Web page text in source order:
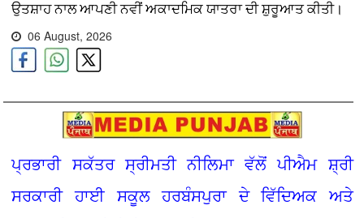
ਉਤਸ਼ਾਹ ਨਾਲ ਆਪਣੀ ਨਵੀਂ ਅਕਾਦਮਿਕ ਯਾਤਰਾ ਦੀ ਸ਼ੁਰੂਆਤ ਕੀਤੀ।
06 August, 2026
ਪ੍ਰਭਾਰੀ ਸਕੱਤਰ ਸ੍ਰੀਮਤੀ ਨੀਲਿਮਾ ਵੱਲੋਂ ਪੀਐਮ ਸ਼੍ਰੀ
ਸਰਕਾਰੀ ਹਾਈ ਸਕੂਲ ਹਰਬੰਸਪੁਰਾ ਦੇ ਵਿੱਦਿਅਕ ਅਤੇ